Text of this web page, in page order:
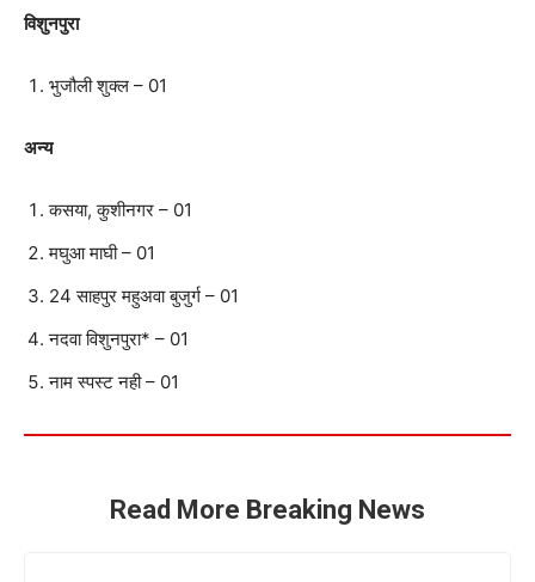
विशुनपुरा
भुजौली शुक्ल – 01
अन्य
कसया, कुशीनगर – 01
मघुआ माघी – 01
24 साहपुर महुअवा बुजुर्ग – 01
नदवा विशुनपुरा* – 01
नाम स्पस्ट नही – 01
Read More Breaking News